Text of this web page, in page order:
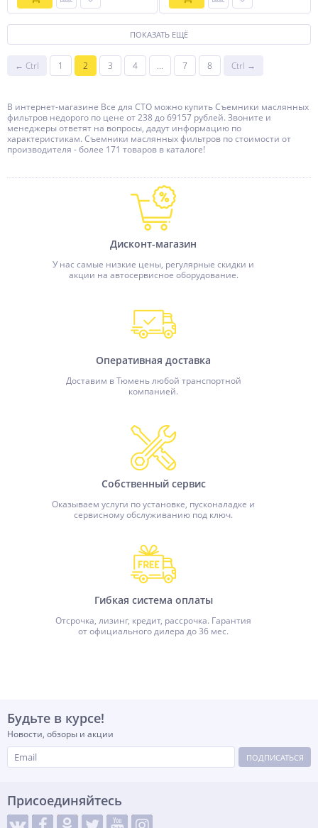
ПОКАЗАТЬ ЕЩЁ
← Ctrl 1 2 3 4 ... 7 8 Ctrl →
В интернет-магазине Все для СТО можно купить Съемники маслянных
фильтров недорого по цене от 238 до 69157 рублей. Звоните и
менеджеры ответят на вопросы, дадут информацию по
характеристикам. Съемники маслянных фильтров по стоимости от
производителя - более 171 товаров в каталоге!
Дисконт-магазин
У нас самые низкие цены, регулярные скидки и
акции на автосервисное оборудование.
Оперативная доставка
Доставим в Тюмень любой транспортной
компанией.
Собственный сервис
Оказываем услуги по установке, пусконаладке и
сервисному обслуживанию под ключ.
Гибкая система оплаты
Отсрочка, лизинг, кредит, рассрочка. Гарантия
от официального дилера до 36 мес.
Будьте в курсе!
Новости, обзоры и акции
ПОДПИСАТЬСЯ
Присоединяйтесь